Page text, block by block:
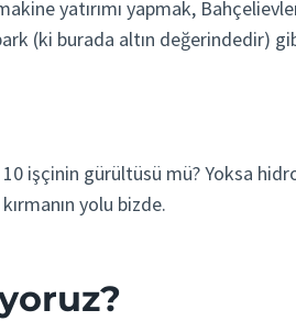
yatırımı yapmak,
(ki burada altın değerindedir)
işçinin gürültüsü mü? Yoksa
yolu bizde.